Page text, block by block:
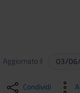
Aggiornato il 03/
Condividi